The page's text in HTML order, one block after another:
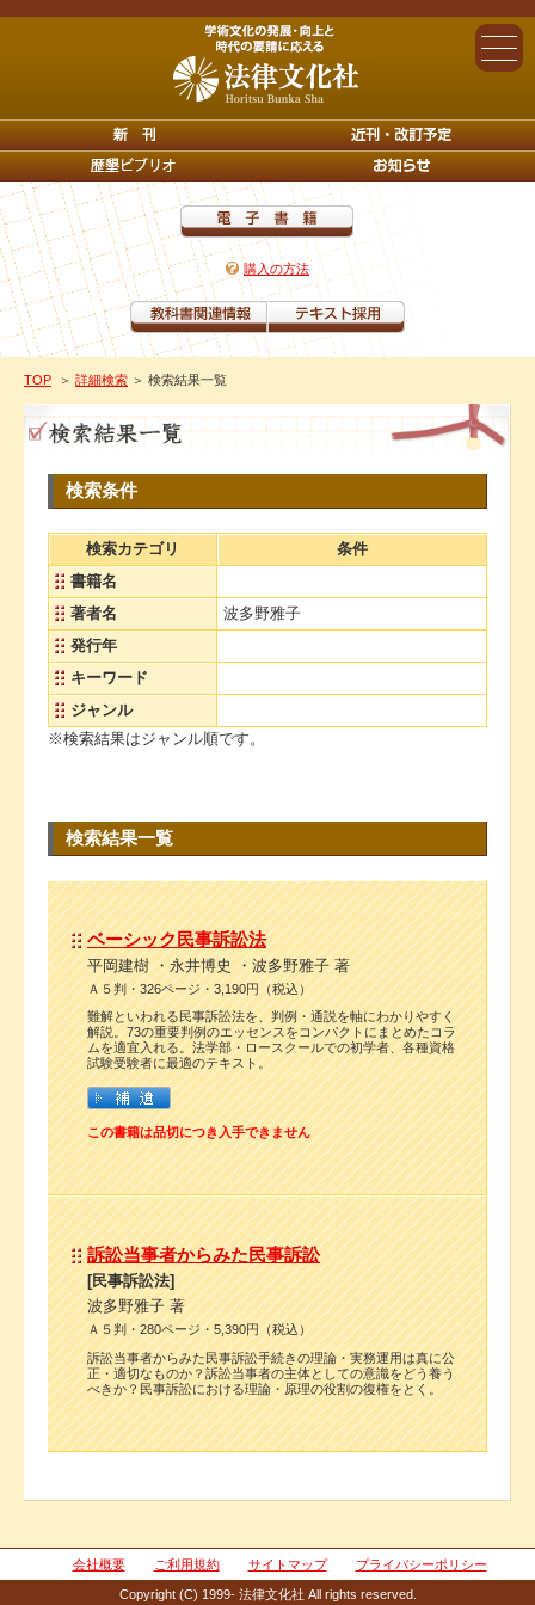
購入の方法
TOP ＞ 詳細検索 ＞ 検索結果一覧
検索条件
検索カテゴリ
条件
書籍名
著者名
波多野雅子
発行年
キーワード
ジャンル
※検索結果はジャンル順です。
検索結果一覧
ベーシック民事訴訟法
平岡建樹 ・永井博史 ・波多野雅子 著
Ａ５判・326ページ・3,190円（税込）
難解といわれる民事訴訟法を、判例・通説を軸にわかりやすく
解説。73の重要判例のエッセンスをコンパクトにまとめたコラ
ムを適宜入れる。法学部・ロースクールでの初学者、各種資格
試験受験者に最適のテキスト。
この書籍は品切につき入手できません
訴訟当事者からみた民事訴訟
[民事訴訟法]
波多野雅子 著
Ａ５判・280ページ・5,390円（税込）
訴訟当事者からみた民事訴訟手続きの理論・実務運用は真に公
正・適切なものか？訴訟当事者の主体としての意識をどう養う
べきか？民事訴訟における理論・原理の役割の復権をとく。
会社概要 ご利用規約 サイトマップ プライバシーポリシー
Copyright (C) 1999- 法律文化社 All rights reserved.